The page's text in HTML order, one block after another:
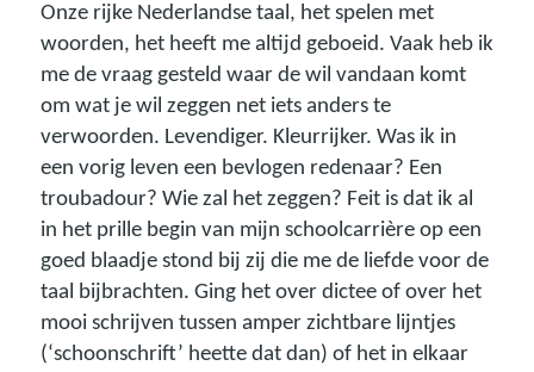
Onze rijke Nederlandse taal, het spelen met
woorden, het heeft me altijd geboeid. Vaak heb ik
me de vraag gesteld waar de wil vandaan komt
om wat je wil zeggen net iets anders te
verwoorden. Levendiger. Kleurrijker. Was ik in
een vorig leven een bevlogen redenaar? Een
troubadour? Wie zal het zeggen? Feit is dat ik al
in het prille begin van mijn schoolcarrière op een
goed blaadje stond bij zij die me de liefde voor de
taal bijbrachten. Ging het over dictee of over het
mooi schrijven tussen amper zichtbare lijntjes
(‘schoonschrift’ heette dat dan) of het in elkaar